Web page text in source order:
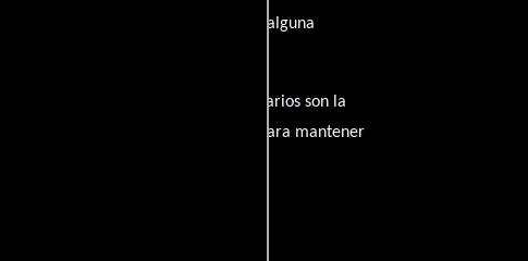
de su trayectoria? ¿Tienes alguna
y amantes del cine, y tus comentarios son la
inapropiado será eliminado para mantener